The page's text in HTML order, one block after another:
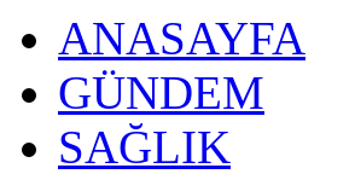
ANASAYFA
GÜNDEM
SAĞLIK